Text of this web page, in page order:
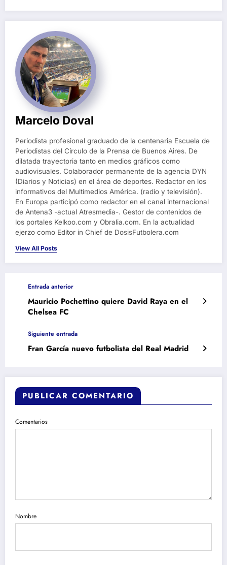
Marcelo Doval
Periodista profesional graduado de la centenaria Escuela de
Periodistas del Círculo de la Prensa de Buenos Aires. De
dilatada trayectoria tanto en medios gráficos como
audiovisuales. Colaborador permanente de la agencia DYN
(Diarios y Noticias) en el área de deportes. Redactor en los
informativos del Multimedios América. (radio y televisión).
En Europa participó como redactor en el canal internacional
de Antena3 -actual Atresmedia-. Gestor de contenidos de
los portales Kelkoo.com y Obralia.com. En la actualidad
ejerzo como Editor in Chief de DosisFutbolera.com
View All Posts
Entrada anterior
Mauricio Pochettino quiere David Raya en el
Chelsea FC
Siguiente entrada
Fran García nuevo futbolista del Real Madrid
PUBLICAR COMENTARIO
Comentarios
Nombre